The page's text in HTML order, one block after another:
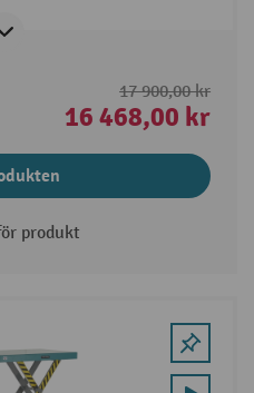
17 900,00 kr
16 468,00 kr
produkt